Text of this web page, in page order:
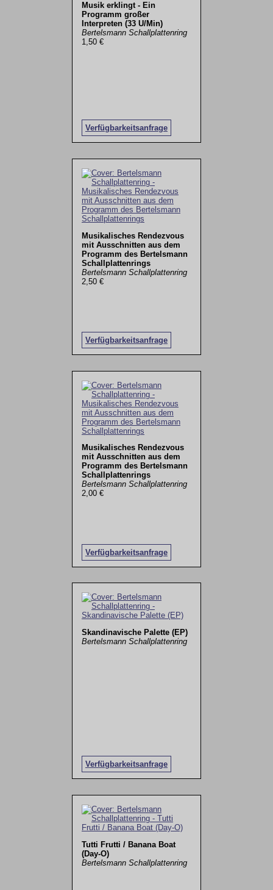
Musik erklingt - Ein
Programm großer
Interpreten (33 U/Min)
Bertelsmann Schallplattenring
1,50 €
Verfügbarkeitsanfrage
Musikalisches Rendezvous
mit Ausschnitten aus dem
Programm des Bertelsmann
Schallplattenrings
Bertelsmann Schallplattenring
2,50 €
Verfügbarkeitsanfrage
Musikalisches Rendezvous
mit Ausschnitten aus dem
Programm des Bertelsmann
Schallplattenrings
Bertelsmann Schallplattenring
2,00 €
Verfügbarkeitsanfrage
Skandinavische Palette (EP)
Bertelsmann Schallplattenring
Verfügbarkeitsanfrage
Tutti Frutti / Banana Boat
(Day-O)
Bertelsmann Schallplattenring